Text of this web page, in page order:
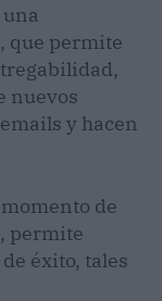
que permite
nuevos
y hacen
de
, permite
éxito, tales